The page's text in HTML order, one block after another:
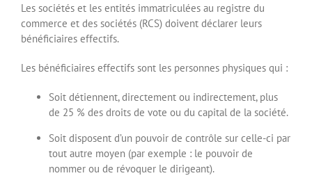
Les sociétés et les entités immatriculées au registre du
commerce et des sociétés (RCS) doivent déclarer leurs
bénéficiaires effectifs.
Les bénéficiaires effectifs sont les personnes physiques qui :
Soit détiennent, directement ou indirectement, plus
de 25 % des droits de vote ou du capital de la société.
Soit disposent d’un pouvoir de contrôle sur celle-ci par
tout autre moyen (par exemple : le pouvoir de
nommer ou de révoquer le dirigeant).